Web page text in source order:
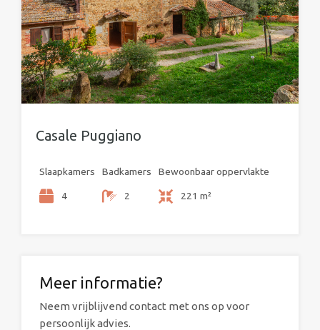
Casale Puggiano
Slaapkamers
4
Badkamers
2
Bewoonbaar oppervlakte
221 m²
Meer informatie?
Neem vrijblijvend contact met ons op voor
persoonlijk advies.